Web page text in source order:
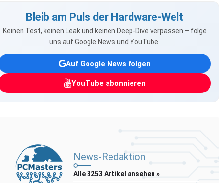
Bleib am Puls der Hardware-Welt
Keinen Test, keinen Leak und keinen Deep-Dive verpassen – folge
uns auf Google News und YouTube.
Auf Google News folgen
YouTube abonnieren
News-Redaktion
Alle 3253 Artikel ansehen »